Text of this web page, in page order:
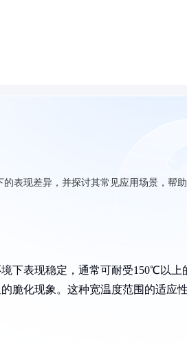
表现差异，并探讨其常见应用场景，帮
下表现稳定，通常可耐受150℃以上
脆化现象。这种宽温度范围的适应